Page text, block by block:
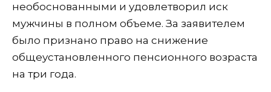
необоснованными и удовлетворил иск
мужчины в полном объеме. За заявителем
было признано право на снижение
общеустановленного пенсионного возраста
на три года.